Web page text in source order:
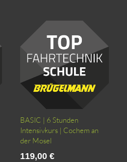
BASIC | 6 Stunden
Intensivkurs | Cochem an
der Mosel
119,00€